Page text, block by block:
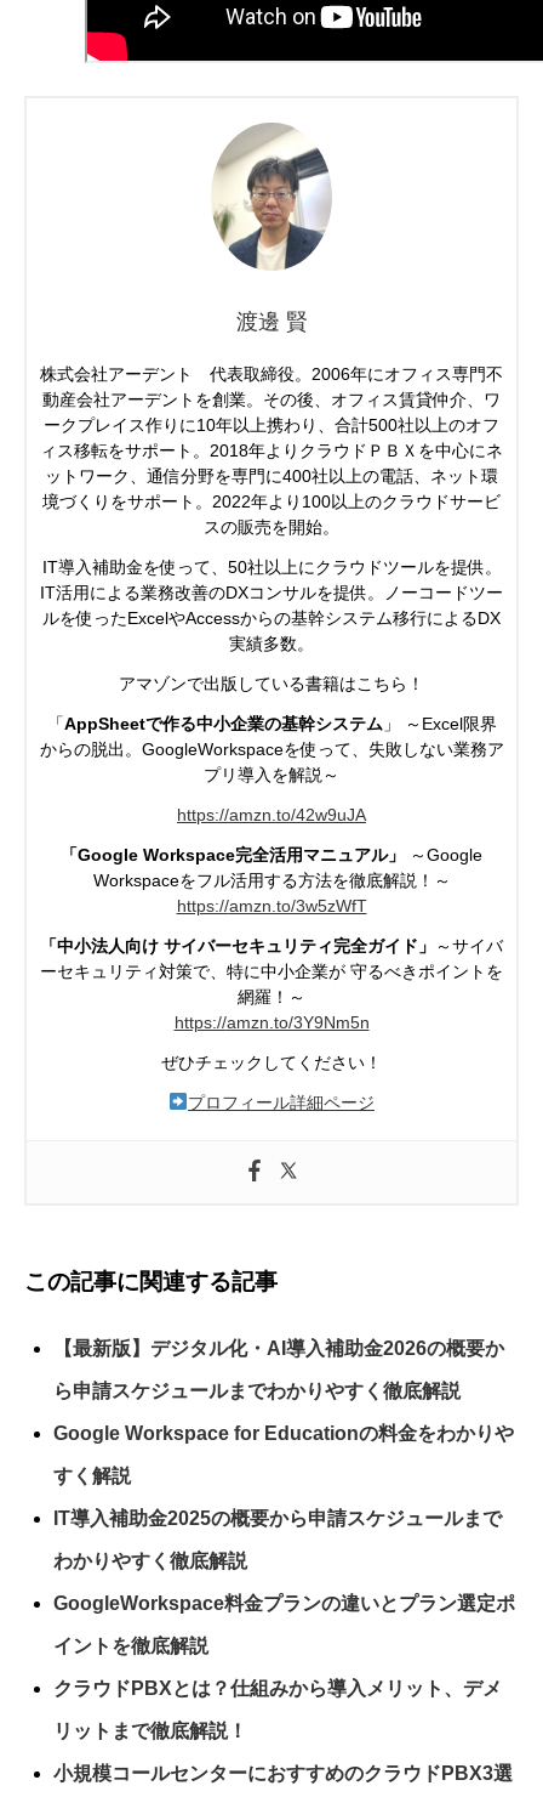
渡邊 賢
株式会社アーデント 代表取締役。2006年にオフィス専門不
動産会社アーデントを創業。その後、オフィス賃貸仲介、ワ
ークプレイス作りに10年以上携わり、合計500社以上のオフ
ィス移転をサポート。2018年よりクラウドＰＢＸを中心にネ
ットワーク、通信分野を専門に400社以上の電話、ネット環
境づくりをサポート。2022年より100以上のクラウドサービ
スの販売を開始。
IT導入補助金を使って、50社以上にクラウドツールを提供。
IT活用による業務改善のDXコンサルを提供。ノーコードツー
ルを使ったExcelやAccessからの基幹システム移行によるDX
実績多数。
アマゾンで出版している書籍はこちら！
「AppSheetで作る中小企業の基幹システム 」 ～Excel限界
からの脱出。GoogleWorkspaceを使って、失敗しない業務ア
プリ導入を解説～
https://amzn.to/42w9uJA
「Google Workspace完全活用マニュアル」
～Google
Workspaceをフル活用する方法を徹底解説！～
https://amzn.to/3w5zWfT
「中小法人向け サイバーセキュリティ完全ガイド」
～サイバ
ーセキュリティ対策で、特に中小企業が 守るべきポイントを
網羅！～
https://amzn.to/3Y9Nm5n
ぜひチェックしてください！
プロフィール詳細ページ
この記事に関連する記事
【最新版】デジタル化・AI導入補助金2026の概要か
ら申請スケジュールまでわかりやすく徹底解説
Google Workspace for Educationの料金をわかりや
すく解説
IT導入補助金2025の概要から申請スケジュールまで
わかりやすく徹底解説
GoogleWorkspace料金プランの違いとプラン選定ポ
イントを徹底解説
クラウドPBXとは？仕組みから導入メリット、デメ
リットまで徹底解説！
小規模コールセンターにおすすめのクラウドPBX3選